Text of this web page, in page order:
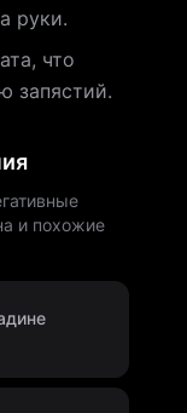
руки.
что
запястий.
и похожие